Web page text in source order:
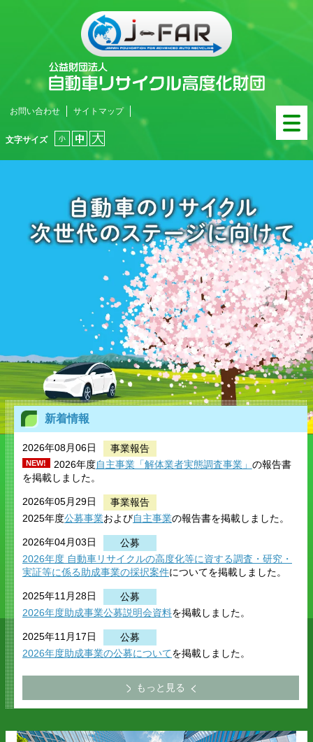
お問い合わせ サイトマップ
文字サイズ
新着情報
2026年08月06日 事業報告
NEW! 2026年度自主事業「解体業者実態調査事業」 の報告書
を掲載しました。
2026年05月29日
事業報告
2025年度公募事業および自主事業の報告書を掲載しました。
2026年04月03日
公募
2026年度 自動車リサイクルの高度化等に資する調査・研究 ・
実証等に係る助成事業の採択案件についてを掲載しました。
2025年11月28日
公募
2026年度助成事業公募説明会資料を掲載しました。
2025年11月17日
公募
2026年度助成事業の公募についてを掲載しました。
もっと見る